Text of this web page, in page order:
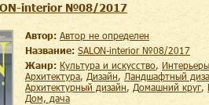
interior №08/2017
Автор:
Автор не определен
Название:
SALON-interior №08/2017
Жанр:
культура и искусство, интерьеры
архитектура, дизайн, ландшафтный
архитектурный дизайн, домашний круг,
дом, дача